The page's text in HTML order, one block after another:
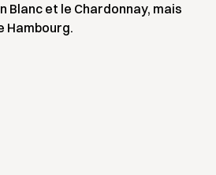
Blanc et le Chardonnay, mais
Hambourg.